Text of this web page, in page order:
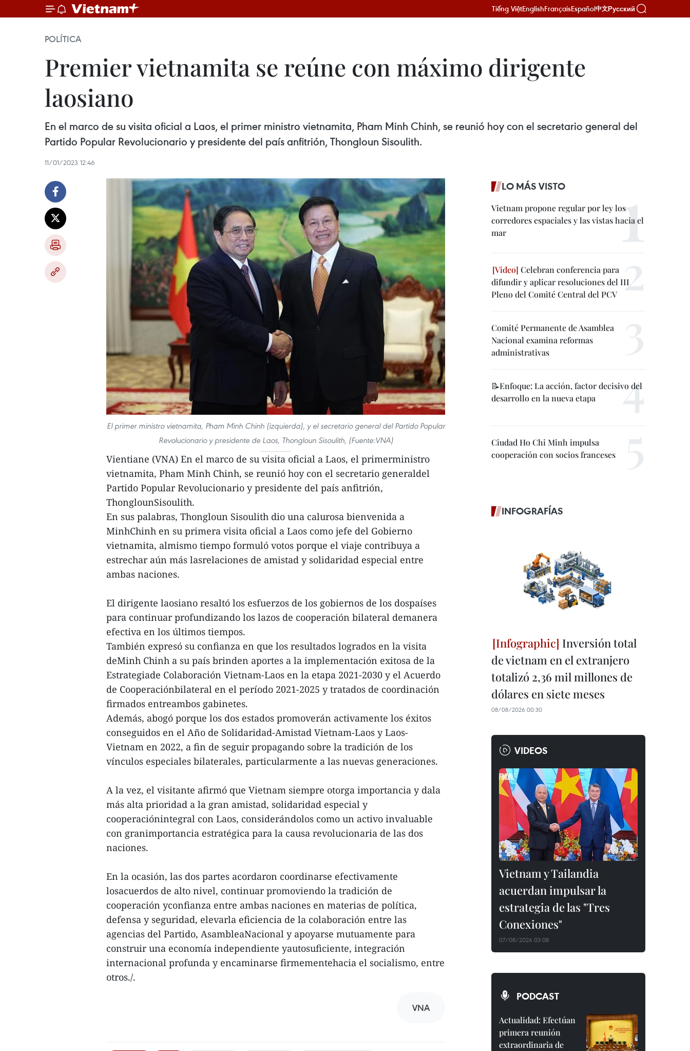
Tiếng ViệtEnglishFrançaisEspañol中文Русский
POLÍTICA
Premier vietnamita se reúne con máximo dirigente
laosiano
En el marco de su visita oficial a Laos, el primer ministro vietnamita, Pham Minh Chinh, se reunió hoy con el secretario general del
Partido Popular Revolucionario y presidente del país anfitrión, Thongloun Sisoulith.
11/01/2023 12:46
El primer ministro vietnamita, Pham Minh Chinh (izquierda), y el secretario general del Partido Popular
Revolucionario y presidente de Laos, Thongloun Sisoulith, (Fuente:VNA)
Vientiane (VNA) En el marco de su visita oficial a Laos, el primerministro
vietnamita, Pham Minh Chinh, se reunió hoy con el secretario generaldel
Partido Popular Revolucionario y presidente del país anfitrión,
ThonglounSisoulith.
En sus palabras, Thongloun Sisoulith dio una calurosa bienvenida a
MinhChinh en su primera visita oficial a Laos como jefe del Gobierno
vietnamita, almismo tiempo formuló votos porque el viaje contribuya a
estrechar aún más lasrelaciones de amistad y solidaridad especial entre
ambas naciones.
El dirigente laosiano resaltó los esfuerzos de los gobiernos de los dospaíses
para continuar profundizando los lazos de cooperación bilateral demanera
efectiva en los últimos tiempos.
También expresó su confianza en que los resultados logrados en la visita
deMinh Chinh a su país brinden aportes a la implementación exitosa de la
Estrategiade Colaboración Vietnam-Laos en la etapa 2021-2030 y el Acuerdo
de Cooperaciónbilateral en el período 2021-2025 y tratados de coordinación
firmados entreambos gabinetes.
Además, abogó porque los dos estados promoverán activamente los éxitos
conseguidos en el Año de Solidaridad-Amistad Vietnam-Laos y Laos-
Vietnam en 2022, a fin de seguir propagando sobre la tradición de los
vínculos especiales bilaterales, particularmente a las nuevas generaciones.
A la vez, el visitante afirmó que Vietnam siempre otorga importancia y dala
más alta prioridad a la gran amistad, solidaridad especial y
cooperaciónintegral con Laos, considerándolos como un activo invaluable
con granimportancia estratégica para la causa revolucionaria de las dos
naciones.
En la ocasión, las dos partes acordaron coordinarse efectivamente
losacuerdos de alto nivel, continuar promoviendo la tradición de
cooperación yconfianza entre ambas naciones en materias de política,
defensa y seguridad, elevarla eficiencia de la colaboración entre las
agencias del Partido, AsambleaNacional y apoyarse mutuamente para
construir una economía independiente yautosuficiente, integración
internacional profunda y encaminarse firmementehacia el socialismo, entre
otros./.
VNA
LO MÁS VISTO
Vietnam propone regular por ley los
corredores espaciales y las vistas hacia el
mar
Celebran conferencia para
difundir y aplicar resoluciones del III
Pleno del Comité Central del PCV
Comité Permanente de Asamblea
Nacional examina reformas
administrativas
📝Enfoque: La acción, factor decisivo del
desarrollo en la nueva etapa
Ciudad Ho Chi Minh impulsa
cooperación con socios franceses
INFOGRAFÍAS
Inversión total
de vietnam en el extranjero
totalizó 2,36 mil millones de
dólares en siete meses
08/08/2026 00:30
VIDEOS
Vietnam y Tailandia
acuerdan impulsar la
estrategia de las "Tres
Conexiones"
07/08/2026 03:08
PODCAST
Actualidad: Efectúan
primera reunión
extraordinaria de